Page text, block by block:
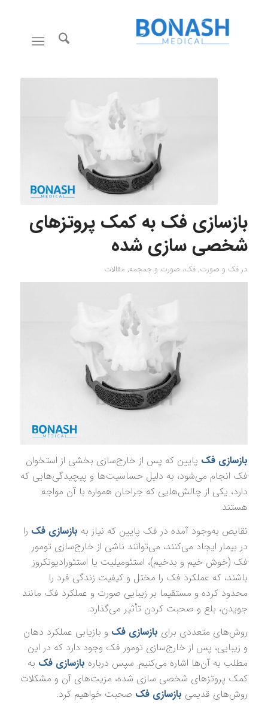
بازسازی فک به کمک پروتزهای
شخصی سازی شده
درفک و صورت,فک، صورت و جمجمه, مقالات
بازسازی فک پایین که پس از خارج‌سازی بخشی از استخوان
فک انجام می‌شود، به دلیل حساسیت‌ها و پیچیدگی‌هایی که
دارد، یکی از چالش‌هایی که جراحان همواره با آن مواجه
هستند.
نقایص به‌وجود آمده در فک پایین که نیاز به بازسازی فک را
در بیمار ایجاد می‌کنند، می‌توانند ناشی از خارج‌سازی تومور
فک (خوش خیم و بدخیم)، استئومیلیت یا استئورادیونکروز
باشند، که عملکرد فک را مختل و کیفیت زندگی فرد را
محدود کرده و مستقیما بر زیبایی صورت و عملکرد فک مانند
جویدن، بلع و صحبت کردن تأثیر می‌گذارد.
روش‌های متعددی برای بازسازی فک و بازیابی عملکرد دهان
و زیبایی، پس از خارج‌سازی تومور فک وجود دارد که در این
مطلب به آن‌ها اشاره می‌کنیم. سپس درباره بازسازی فک به
کمک پروتزهای شخصی سازی شده، مزیت‌های آن و مشکلات
روش‌های قدیمی بازسازی فک صحبت خواهیم کرد.